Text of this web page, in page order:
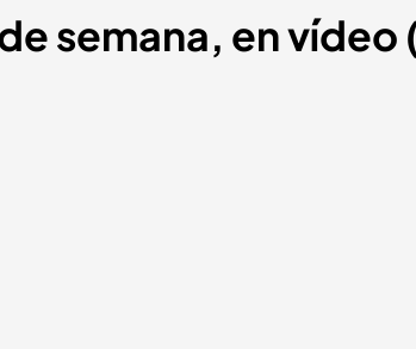
semana, en vídeo